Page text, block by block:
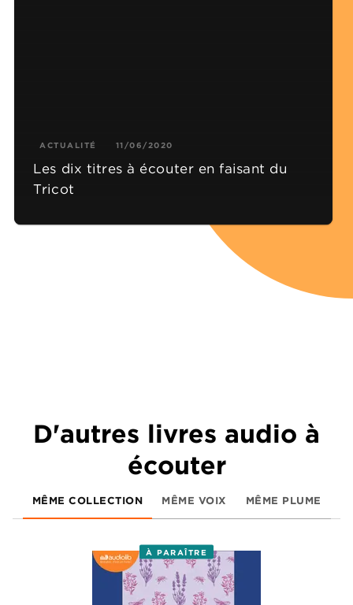
ACTUALITÉ 11/06/2020
Les dix titres à écouter en faisant du
Tricot
D'autres livres audio à
écouter
MÊME COLLECTION MÊME VOIX MÊME PLUME
À PARAÎTRE